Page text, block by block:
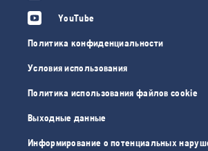
YouTube
Политика конфиденциальности
Условия использования
Политика использования файлов cookie
Выходные данные
Информирование о потенциальных